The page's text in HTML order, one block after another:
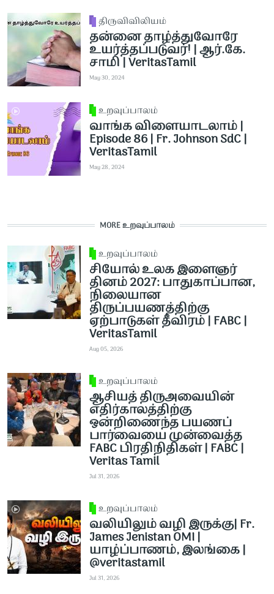
திருவிவிலியம்
தன்னை தாழ்த்துவோரே
உயர்த்தப்படுவர்! | ஆர்.கே.
சாமி | VeritasTamil
May 30, 2024
உறவுப்பாலம்
வாங்க விளையாடலாம் |
Episode 86 | Fr. Johnson SdC |
VeritasTamil
May 28, 2024
MORE உறவுப்பாலம்
உறவுப்பாலம்
சியோல் உலக இளைஞர்
தினம் 2027: பாதுகாப்பான,
நிலையான
திருப்பயணத்திற்கு
ஏற்பாடுகள் தீவிரம் | FABC |
VeritasTamil
Aug 05, 2026
உறவுப்பாலம்
ஆசியத் திருஅவையின்
எதிர்காலத்திற்கு
ஒன்றிணைந்த பயணப்
பார்வையை முன்வைத்த
FABC பிரதிநிதிகள் | FABC |
Veritas Tamil
Jul 31, 2026
உறவுப்பாலம்
வலியிலும் வழி இருக்கு| Fr.
James Jenistan OMI |
யாழ்ப்பாணம், இலங்கை |
@veritastamil ​
Jul 31, 2026